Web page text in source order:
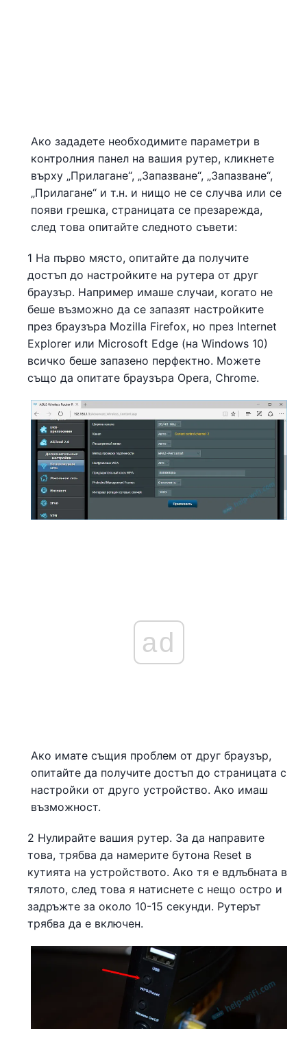
Ако зададете необходимите параметри в
контролния панел на вашия рутер, кликнете
върху „Прилагане“, „Запазване“, „Запазване“,
„Прилагане“ и т.н. и нищо не се случва или се
появи грешка, страницата се презарежда,
след това опитайте следното съвети:
1 На първо място, опитайте да получите
достъп до настройките на рутера от друг
браузър. Например имаше случаи, когато не
беше възможно да се запазят настройките
през браузъра Mozilla Firefox, но през Internet
Explorer или Microsoft Edge (на Windows 10)
всичко беше запазено перфектно. Можете
също да опитате браузъра Opera, Chrome.
ad
Ако имате същия проблем от друг браузър,
опитайте да получите достъп до страницата с
настройки от друго устройство. Ако имаш
възможност.
2 Нулирайте вашия рутер. За да направите
това, трябва да намерите бутона Reset в
кутията на устройството. Ако тя е вдлъбната в
тялото, след това я натиснете с нещо остро и
задръжте за около 10-15 секунди. Рутерът
трябва да е включен.